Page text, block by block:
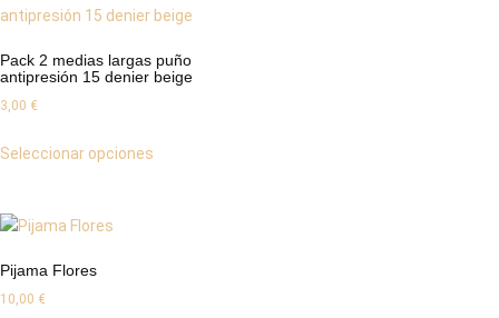
Pack 2 medias largas puño
antipresión 15 denier beige
3,00 €
Seleccionar opciones
Pijama Flores
10,00 €